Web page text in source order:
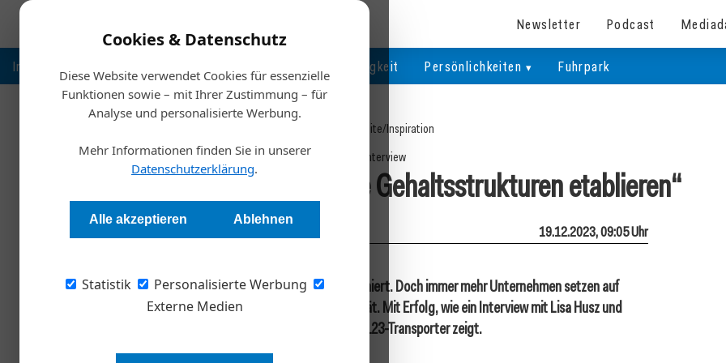
Cookies & Datenschutz
Diese Website verwendet Cookies für essenzielle
Funktionen sowie – mit Ihrer Zustimmung – für
Analyse und personalisierte Werbung.
Mehr Informationen finden Sie in unserer
Datenschutzerklärung.
Alle akzeptieren Ablehnen
Statistik
Personalisierte Werbung
Externe Medien
Newsletter Podcast
Inspiration Nachhaltigkeit Persönlichkeiten Fuhrpark
Startseite/Inspiration
Interview
„Unternehmen sollten klare Gehaltsstrukturen etablieren“
Stefan Böck 19.12.2023, 09:05 Uhr
Führungsetagen sind immer noch männerdominiert. Doch immer mehr Unternehmen setzen auf
Gleichberechtigung, Transparenz und Flexibilität. Mit Erfolg, wie ein Interview mit Lisa Husz und
Matthias Pajek vom österreichischen Start-up 123-Transporter zeigt.